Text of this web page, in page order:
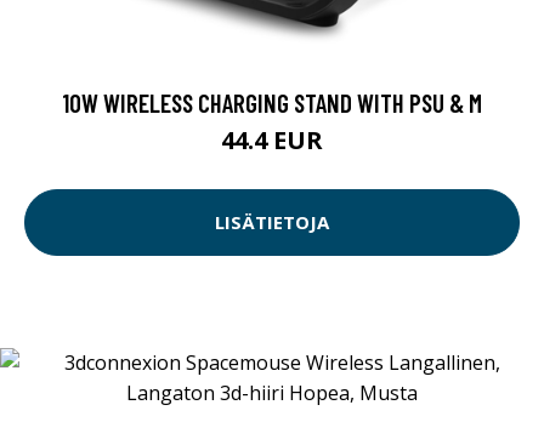
10W WIRELESS CHARGING STAND WITH PSU & M
44.4 EUR
LISÄTIETOJA